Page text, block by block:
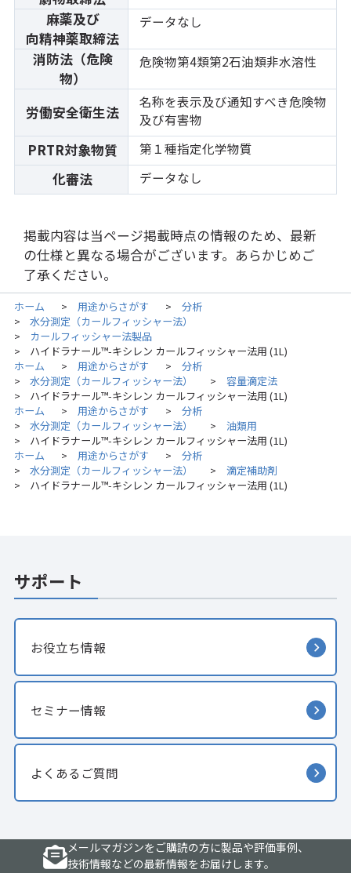
麻薬及び
向精神薬取締法
データなし
消防法（危険
物）
危険物第4類第2石油類非水溶性
労働安全衛生法
名称を表示及び通知すべき危険物
及び有害物
PRTR対象物質 第１種指定化学物質
化審法 データなし
掲載内容は当ページ掲載時点の情報のため、最新
の仕様と異なる場合がございます。あらかじめご
了承ください。
ホーム > 用途からさがす > 分析
> 水分測定（カールフィッシャー法）
> カールフィッシャー法製品
>
ハイドラナール™-キシレン カールフィッシャー法用 (1L)
ホーム
> 用途からさがす > 分析
> 水分測定（カールフィッシャー法） > 容量滴定法
>
ハイドラナール™-キシレン カールフィッシャー法用 (1L)
ホーム
> 用途からさがす > 分析
> 水分測定（カールフィッシャー法） > 油類用
>
ハイドラナール™-キシレン カールフィッシャー法用 (1L)
ホーム
> 用途からさがす > 分析
> 水分測定（カールフィッシャー法） > 滴定補助剤
> ハイドラナール™-キシレン カールフィッシャー法用 (1L)
サポート
お役立ち情報
セミナー情報
よくあるご質問
メールマガジンをご購読の方に製品や評価事例、
技術情報などの最新情報をお届けします。